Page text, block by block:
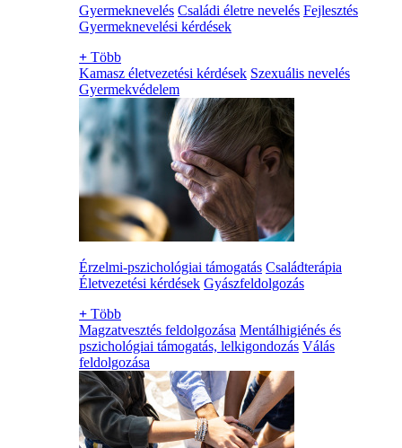
Gyermeknevelés Családi életre nevelés Fejlesztés
Gyermeknevelési kérdések
+ Több
Kamasz életvezetési kérdések Szexuális nevelés
Gyermekvédelem
Érzelmi-pszichológiai támogatás Családterápia
Életvezetési kérdések Gyászfeldolgozás
+ Több
Magzatvesztés feldolgozása Mentálhigiénés és
pszichológiai támogatás, lelkigondozás Válás
feldolgozása